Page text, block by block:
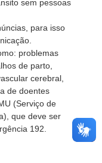
sem pessoas
para isso
problemas
de parto,
cerebral,
de doentes
(Serviço de
que deve ser
192.